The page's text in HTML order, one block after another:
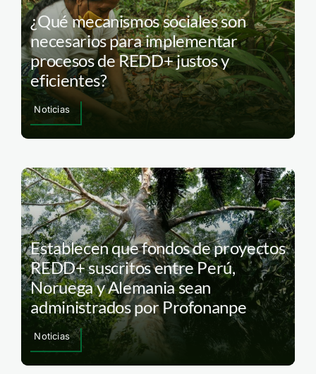
¿Qué mecanismos sociales son
necesarios para implementar
procesos de REDD+ justos y
eficientes?
Noticias
Establecen que fondos de proyectos
REDD+ suscritos entre Perú,
Noruega y Alemania sean
administrados por Profonanpe
Noticias